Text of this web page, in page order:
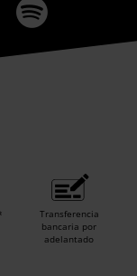
Transferencia
bancaria por
adelantado